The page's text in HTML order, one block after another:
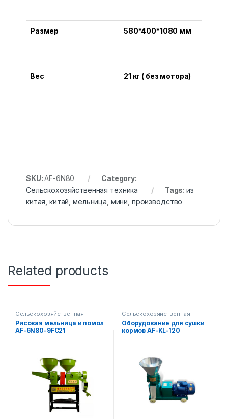
Размер 580*400*1080 мм
Вес 21 кг ( без мотора)
SKU:AF-6N80
Category:
Сельскохозяйственная техника
Tags: из
китая ,китай ,мельница мини производство
Related products
Сельскохозяйственная
техника
Рисовая мельница и помол
AF-6N80-9FC21
Сельскохозяйственная
техника
Оборудование для сушки
кормов AF-KL-120